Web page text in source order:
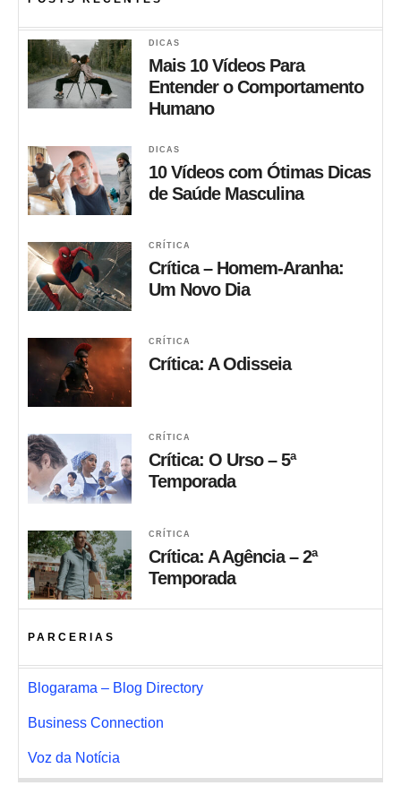
DICAS
Mais 10 Vídeos Para
Entender o Comportamento
Humano
DICAS
10 Vídeos com Ótimas Dicas
de Saúde Masculina
CRÍTICA
Crítica – Homem-Aranha:
Um Novo Dia
CRÍTICA
Crítica: A Odisseia
CRÍTICA
Crítica: O Urso – 5ª
Temporada
CRÍTICA
Crítica: A Agência – 2ª
Temporada
PARCERIAS
Blogarama – Blog Directory
Business Connection
Voz da Notícia